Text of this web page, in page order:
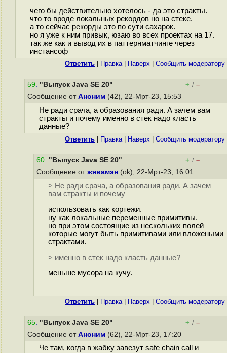
чего бы действительно хотелось - да это стракты.
что то вроде локальных рекордов но на стеке.
а то сейчас рекорды это по сути сахарок.
но я уже к ним привык, юзаю во всех проектах на 17.
так же как и вывод их в паттернматчинге через
инстансоф
Ответить Правка| Наверх Cообщить модератору
59. "Выпуск Java SE 20" + / –
Сообщение от Аноним (42), 22-Мрт-23, 15:53
Не ради срача, а образования ради. А зачем вам
стракты и почему именно в стек надо класть
данные?
Ответить Правка| Наверх Cообщить модератору
60. "Выпуск Java SE 20" + / –
Сообщение от жявамэн (ok), 22-Мрт-23, 16:01
> Не ради срача, а образования ради. А зачем
вам стракты и почему
использовать как кортежи.
ну как локальные переменные примитивы.
но при этом состоящие из нескольких полей
которые могут быть примитивами или вложеными
страктами.
> именно в стек надо класть данные?
меньше мусора на кучу.
Ответить Правка| Наверх Cообщить модератору
65. "Выпуск Java SE 20" + / –
Сообщение от Аноним (62), 22-Мрт-23, 17:20
Че там, когда в жабку завезут safe chain call и